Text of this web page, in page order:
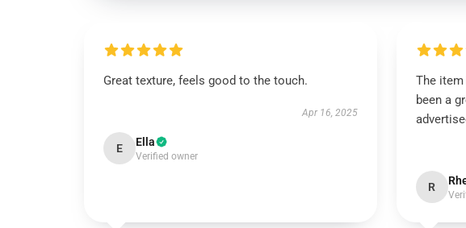
Great texture, feels good to the touch.
Apr 16, 2025
E Ella
Verified owner
The item
been a
R